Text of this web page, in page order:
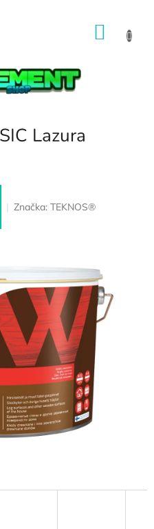
Lazura
Značka: TEKNOS®